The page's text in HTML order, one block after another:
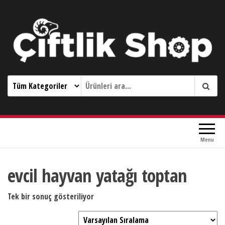
Çiftlik Shop 0533 644 3989
Menu
evcil hayvan yatağı toptan
Tek bir sonuç gösteriliyor